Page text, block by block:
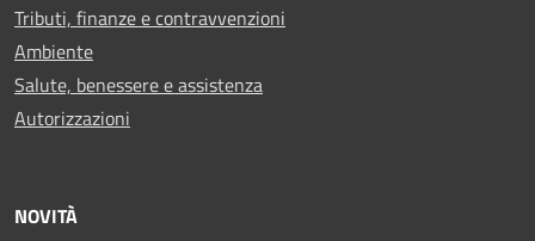
Tributi, finanze e contravvenzioni
Ambiente
Salute, benessere e assistenza
Autorizzazioni
NOVITÀ